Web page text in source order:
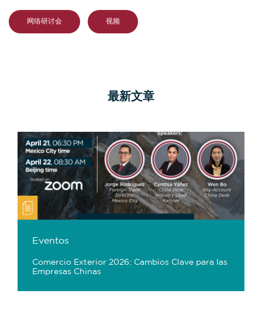
网络研讨会 视频
最新文章
Eventos
Comercio Exterior 2026: Cambios Clave para las
Empresas Chinas